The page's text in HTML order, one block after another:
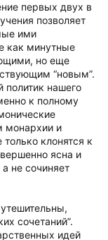
первых двух в
позволяет
ими
как минутные
но еще
“новым”.
политик нашего
к полному
монархии и
клонятся к
ясна и
не сочиняет
сочетаний”.
идей